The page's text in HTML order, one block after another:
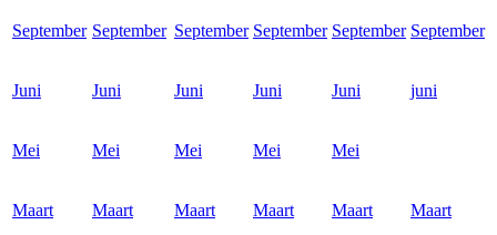
September September September September September September
Juni Juni Juni Juni Juni juni
Mei Mei Mei Mei Mei
Maart Maart Maart Maart Maart Maart